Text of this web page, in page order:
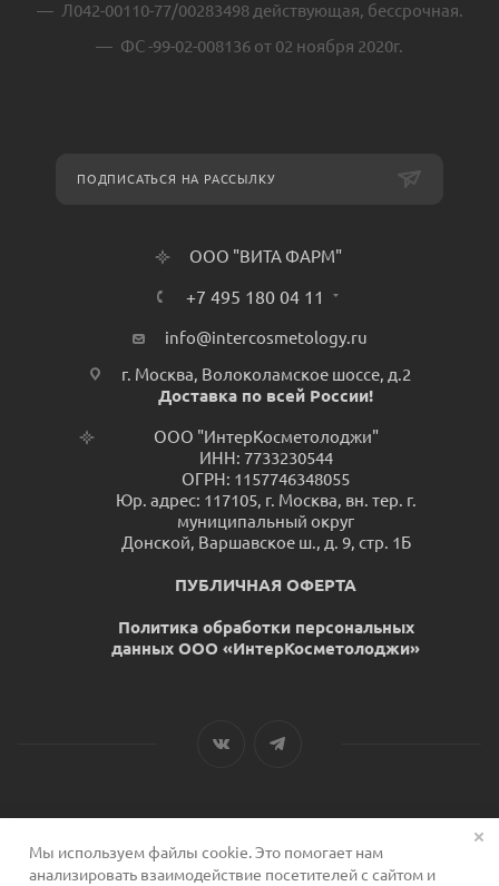
Л042-00110-77/00283498 действующая, бессрочная.
ФС -99-02-008136 от 02 ноября 2020г.
ПОДПИСАТЬСЯ НА РАССЫЛКУ
ООО "ВИТА ФАРМ"
+7 495 180 04 11
info@intercosmetology.ru
г. Москва, Волоколамское шоссе, д.2
Доставка по всей России!
ООО "ИнтерКосметолоджи"
ИНН: 7733230544
ОГРН: 1157746348055
Юр. адрес: 117105, г. Москва, вн. тер. г.
муниципальный округ
Донской, Варшавское ш., д. 9, стр. 1Б
ПУБЛИЧНАЯ ОФЕРТА
Политика обработки персональных
данных ООО «ИнтерКосметолоджи»
2026 © Сервис для косметологов
Мы используем файлы cookie. Это помогает нам
анализировать взаимодействие посетителей с сайтом и